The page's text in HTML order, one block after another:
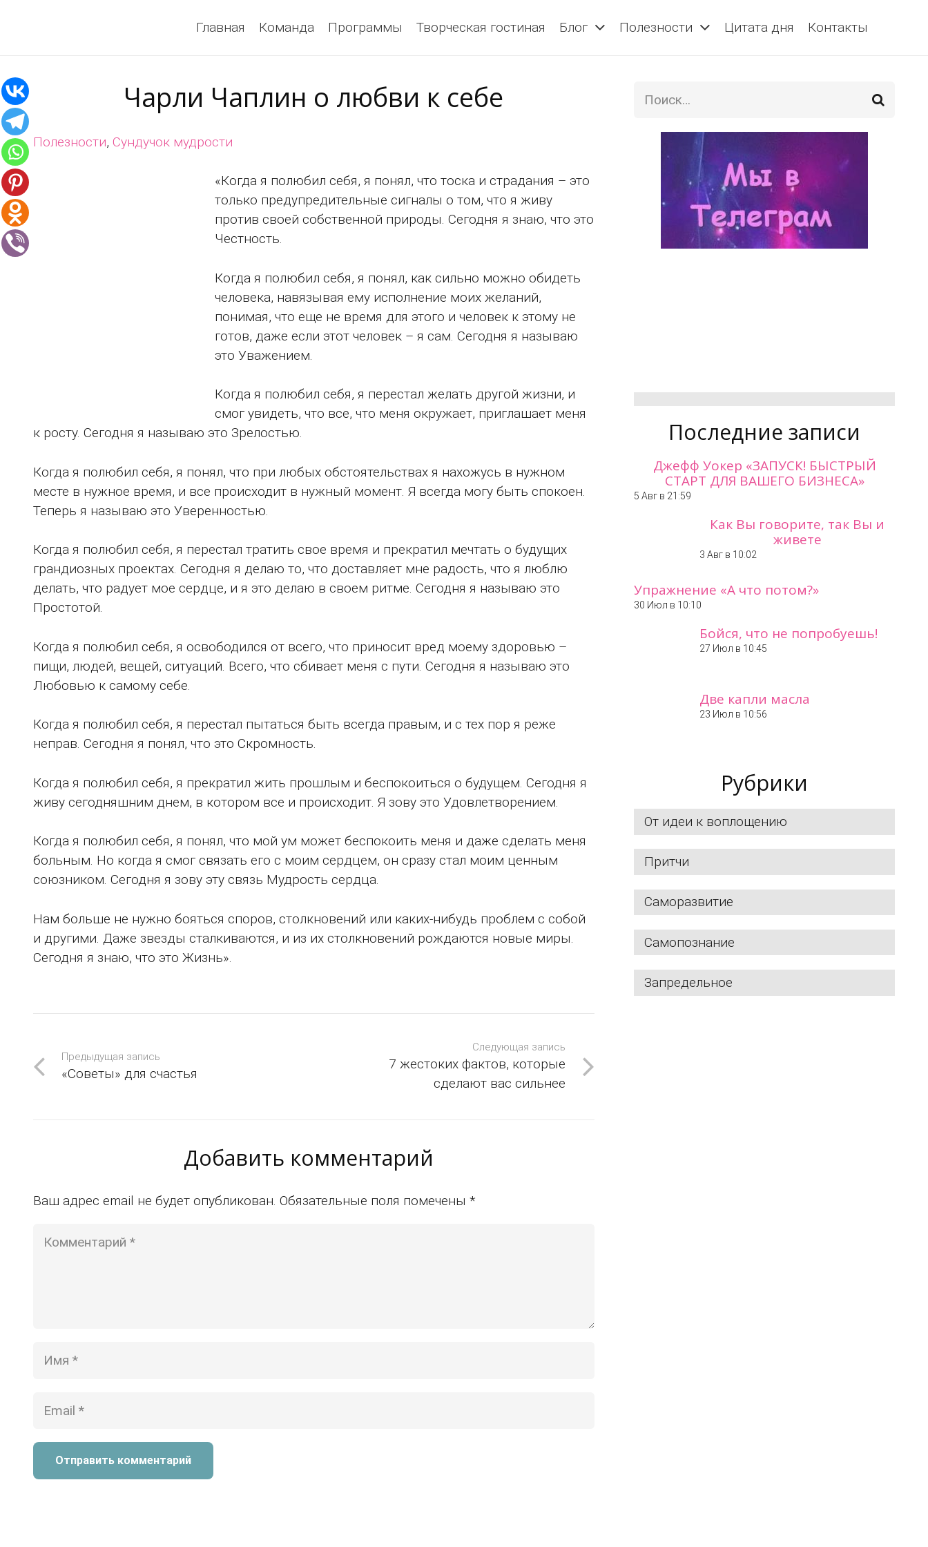
Главная Команда Программы Творческая гостиная Блог Полезности Цитата дня Контакты
Чарли Чаплин о любви к себе
Полезности, Сундучок мудрости
«Когда я полюбил себя, я понял, что тоска и страдания – это
только предупредительные сигналы о том, что я живу
против своей собственной природы. Сегодня я знаю, что это
Честность.
Когда я полюбил себя, я понял, как сильно можно обидеть
человека, навязывая ему исполнение моих желаний,
понимая, что еще не время для этого и человек к этому не
готов, даже если этот человек – я сам. Сегодня я называю
это Уважением.
Когда я полюбил себя, я перестал желать другой жизни, и
смог увидеть, что все, что меня окружает, приглашает меня
к росту. Сегодня я называю это Зрелостью.
Когда я полюбил себя, я понял, что при любых обстоятельствах я нахожусь в нужном
месте в нужное время, и все происходит в нужный момент. Я всегда могу быть спокоен.
Теперь я называю это Уверенностью.
Когда я полюбил себя, я перестал тратить свое время и прекратил мечтать о будущих
грандиозных проектах. Сегодня я делаю то, что доставляет мне радость, что я люблю
делать, что радует мое сердце, и я это делаю в своем ритме. Сегодня я называю это
Простотой.
Когда я полюбил себя, я освободился от всего, что приносит вред моему здоровью –
пищи, людей, вещей, ситуаций. Всего, что сбивает меня с пути. Сегодня я называю это
Любовью к самому себе.
Когда я полюбил себя, я перестал пытаться быть всегда правым, и с тех пор я реже
неправ. Сегодня я понял, что это Скромность.
Когда я полюбил себя, я прекратил жить прошлым и беспокоиться о будущем. Сегодня я
живу сегодняшним днем, в котором все и происходит. Я зову это Удовлетворением.
Когда я полюбил себя, я понял, что мой ум может беспокоить меня и даже сделать меня
больным. Но когда я смог связать его с моим сердцем, он сразу стал моим ценным
союзником. Сегодня я зову эту связь Мудрость сердца.
Нам больше не нужно бояться споров, столкновений или каких-нибудь проблем с собой
и другими. Даже звезды сталкиваются, и из их столкновений рождаются новые миры.
Сегодня я знаю, что это Жизнь».
Предыдущая запись
«Советы» для счастья
Следующая запись
7 жестоких фактов, которые
сделают вас сильнее
Добавить комментарий
Ваш адрес email не будет опубликован. Обязательные поля помечены *
Отправить комментарий
Последние записи
Джефф Уокер «ЗАПУСК! БЫСТРЫЙ
СТАРТ ДЛЯ ВАШЕГО БИЗНЕСА»
5 Авг в 21:59
Как Вы говорите, так Вы и
живете
3 Авг в 10:02
Упражнение «А что потом?»
30 Июл в 10:10
Бойся, что не попробуешь!
27 Июл в 10:45
Две капли масла
23 Июл в 10:56
Рубрики
От идеи к воплощению
Притчи
Саморазвитие
Самопознание
Запредельное